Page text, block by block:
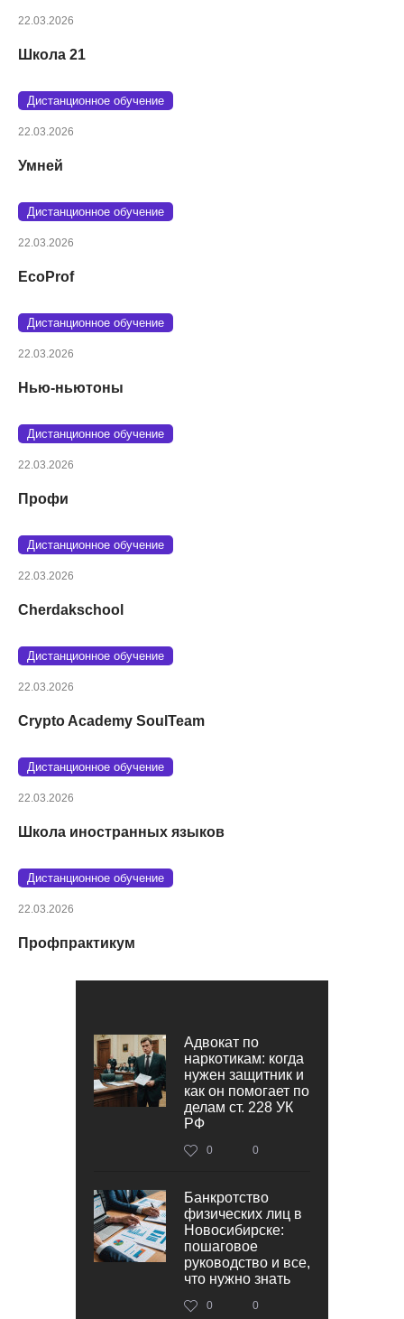
22.03.2026
Школа 21
Дистанционное обучение
22.03.2026
Умней
Дистанционное обучение
22.03.2026
EcoProf
Дистанционное обучение
22.03.2026
Нью-ньютоны
Дистанционное обучение
22.03.2026
Профи
Дистанционное обучение
22.03.2026
Cherdakschool
Дистанционное обучение
22.03.2026
Crypto Academy SoulTeam
Дистанционное обучение
22.03.2026
Школа иностранных языков
Дистанционное обучение
22.03.2026
Профпрактикум
Адвокат по
наркотикам: когда
нужен защитник и
как он помогает по
делам ст. 228 УК
РФ
0 0
Банкротство
физических лиц в
Новосибирске:
пошаговое
руководство и все,
что нужно знать
0 0